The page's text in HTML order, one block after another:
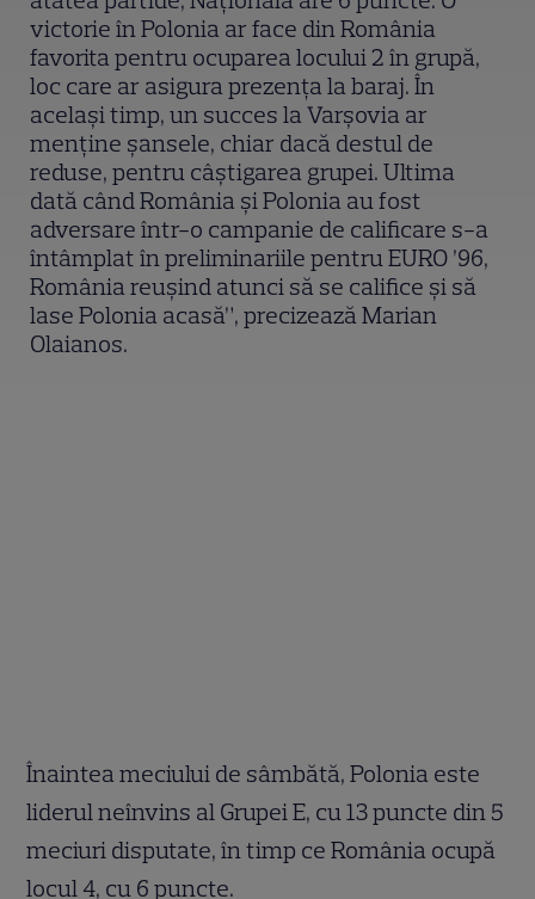
victorie în Polonia ar face din România
favorita pentru ocuparea locului 2 în grupă,
loc care ar asigura prezenţa la baraj. În
acelaşi timp, un succes la Varşovia ar
menţine şansele, chiar dacă destul de
reduse, pentru câştigarea grupei. Ultima
dată când România şi Polonia au fost
adversare într-o campanie de calificare s-a
întâmplat în preliminariile pentru EURO ’96,
România reuşind atunci să se califice şi să
lase Polonia acasă”, precizează Marian
Olaianos.
Înaintea meciului de sâmbătă, Polonia este
liderul neînvins al Grupei E, cu 13 puncte din 5
meciuri disputate, în timp ce România ocupă
locul 4, cu 6 puncte.